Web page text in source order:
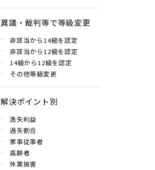
異議・裁判等で等級変更
非該当から14級を認定
非該当から12級を認定
14級から12級を認定
その他等級変更
解決ポイント別
逸失利益
過失割合
家事従事者
高齢者
休業損害